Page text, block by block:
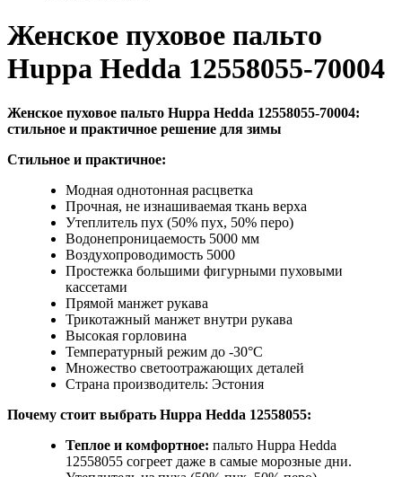
Женское пуховое пальто
Huppa Hedda 12558055-70004
Женское пуховое пальто Huppa Hedda 12558055-70004:
стильное и практичное решение для зимы
Стильное и практичное:
Модная однотонная расцветка
Прочная, не изнашиваемая ткань верха
Утеплитель пух (50% пух, 50% перо)
Водонепроницаемость 5000 мм
Воздухопроводимость 5000
Простежка большими фигурными пуховыми
кассетами
Прямой манжет рукава
Трикотажный манжет внутри рукава
Высокая горловина
Температурный режим до -30°C
Множество светоотражающих деталей
Страна производитель: Эстония
Почему стоит выбрать Huppa Hedda 12558055:
Теплое и комфортное: пальто Huppa Hedda
12558055 согреет даже в самые морозные дни.